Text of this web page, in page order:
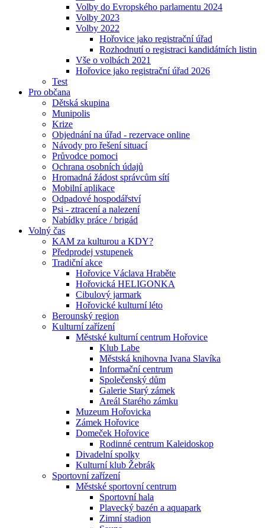
Volby do Evropského parlamentu 2024
Volby 2023
Volby 2022
Hořovice jako registrační úřad
Rozhodnutí o registraci kandidátních listin
Vše o volbách 2021
Hořovice jako registrační úřad 2026
Test
Pro občana
Dětská skupina
Munipolis
Krize
Objednání na úřad - rezervace online
Návody pro řešení situací
Průvodce pomoci
Ochrana osobních údajů
Hromadná žádost správcům sítí
Mobilní aplikace
Odpadové hospodářství
Psi - ztracení a nalezení
Nabídky práce / brigád
Volný čas
KAM za kulturou a KDY?
Předprodej vstupenek
Tradiční akce
Hořovice Václava Hraběte
Hořovická HELIGONKA
Cibulový jarmark
Hořovické kulturní léto
Berounský region
Kulturní zařízení
Městské kulturní centrum Hořovice
Klub Labe
Městská knihovna Ivana Slavíka
Informační centrum
Společenský dům
Galerie Starý zámek
Areál Starého zámku
Muzeum Hořovicka
Zámek Hořovice
Domeček Hořovice
Rodinné centrum Kaleidoskop
Divadelní spolky
Kulturní klub Žebrák
Sportovní zařízení
Městské sportovní centrum
Sportovní hala
Plavecký bazén a aquapark
Zimní stadion